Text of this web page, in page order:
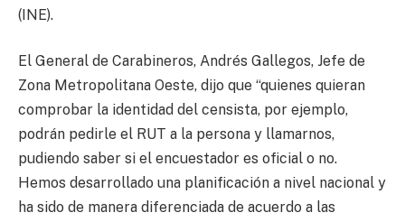
(INE).
El General de Carabineros, Andrés Gallegos, Jefe de
Zona Metropolitana Oeste, dijo que “quienes quieran
comprobar la identidad del censista, por ejemplo,
podrán pedirle el RUT a la persona y llamarnos,
pudiendo saber si el encuestador es oficial o no.
Hemos desarrollado una planificación a nivel nacional y
ha sido de manera diferenciada de acuerdo a las